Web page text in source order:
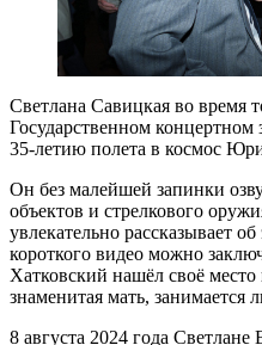
Светлана Савицкая во время
Государственном концертном
35-летию полета в космос
Он без малейшей запинки
объектов и стрелкового
увлекательно рассказывает
короткого видео можно
Хатковский нашёл своё
знаменитая мать,
8 августа 2024 года